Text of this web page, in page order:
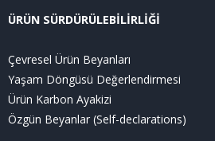
ÜRÜN SÜRDÜRÜLEBİLİRLİĞİ
Çevresel Ürün Beyanları
Yaşam Döngüsü Değerlendirmesi
Ürün Karbon Ayakizi
Özgün Beyanlar (Self-declarations)